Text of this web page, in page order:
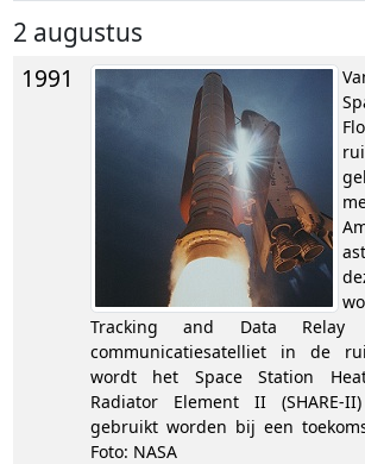
2 augustus
1991
Tracking and Data Relay
communicatiesatelliet in de
wordt het Space Station
Radiator Element II
gebruikt worden bij een
Foto: NASA